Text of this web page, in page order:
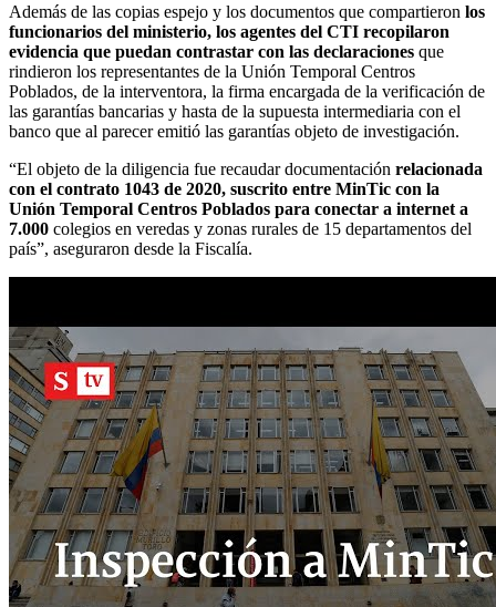
Además de las copias espejo y los documentos que compartieron los
funcionarios del ministerio, los agentes del CTI recopilaron
evidencia que puedan contrastar con las declaraciones que
rindieron los representantes de la Unión Temporal Centros
Poblados, de la interventora, la firma encargada de la verificación de
las garantías bancarias y hasta de la supuesta intermediaria con el
banco que al parecer emitió las garantías objeto de investigación.
“El objeto de la diligencia fue recaudar documentación relacionada
con el contrato 1043 de 2020, suscrito entre MinTic con la
Unión Temporal Centros Poblados para conectar a internet a
7.000 colegios en veredas y zonas rurales de 15 departamentos del
país”, aseguraron desde la Fiscalía.